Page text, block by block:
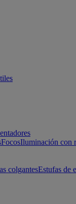
FocosIluminación con
colgantesEstufas de